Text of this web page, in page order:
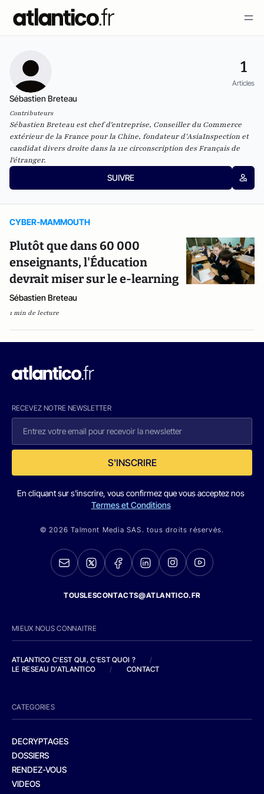
1
Articles
Sébastien Breteau
Contributeurs
Sébastien Breteau est chef d'entreprise, Conseiller du Commerce
extérieur de la France pour la Chine, fondateur d’AsiaInspection et
candidat divers droite dans la 11e circonscription des Français de
l'étranger.
SUIVRE
CYBER-MAMMOUTH
Plutôt que dans 60 000
enseignants, l'Éducation
devrait miser sur le e-learning
Sébastien Breteau
1 min de lecture
RECEVEZ NOTRE NEWSLETTER
S'INSCRIRE
En cliquant sur s'inscrire, vous confirmez que vous acceptez nos
Termes et Conditions
© 2026 Talmont Media SAS. tous droits réservés.
TOUSLESCONTACTS@ATLANTICO.FR
MIEUX NOUS CONNAITRE
ATLANTICO C'EST QUI, C'EST QUOI ?
/
LE RESEAU D'ATLANTICO
/ CONTACT
CATEGORIES
DECRYPTAGES
DOSSIERS
RENDEZ-VOUS
VIDEOS